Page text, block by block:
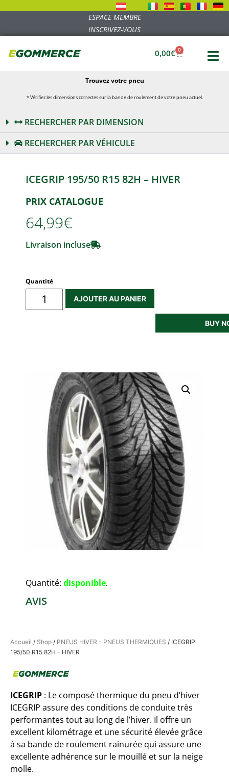
ESPACE MEMBRE
INSCRIVEZ-VOUS
0,00€ 0
Trouvez votre pneu
* Vérifiez les dimensions correctes sur la bande de roulement de votre pneu actuel.
RECHERCHER PAR DIMENSION
RECHERCHER PAR VÉHICULE
Accueil / Shop / PNEUS HIVER - PNEUS THERMIQUES / ICEGRIP
195/50 R15 82H – HIVER
ICEGRIP : Le composé thermique du pneu d’hiver
ICEGRIP assure des conditions de conduite très
performantes tout au long de l’hiver. Il offre un
excellent kilométrage et une sécurité élevée grâce
à sa bande de roulement rainurée qui assure une
excellente adhérence sur le mouillé et sur la neige
molle.
ICEGRIP 195/50 R15 82H – HIVER
PRIX CATALOGUE
64,99€
Livraison incluse
Quantité
AJOUTER AU PANIER
BUY
Quantité: disponible.
AVIS